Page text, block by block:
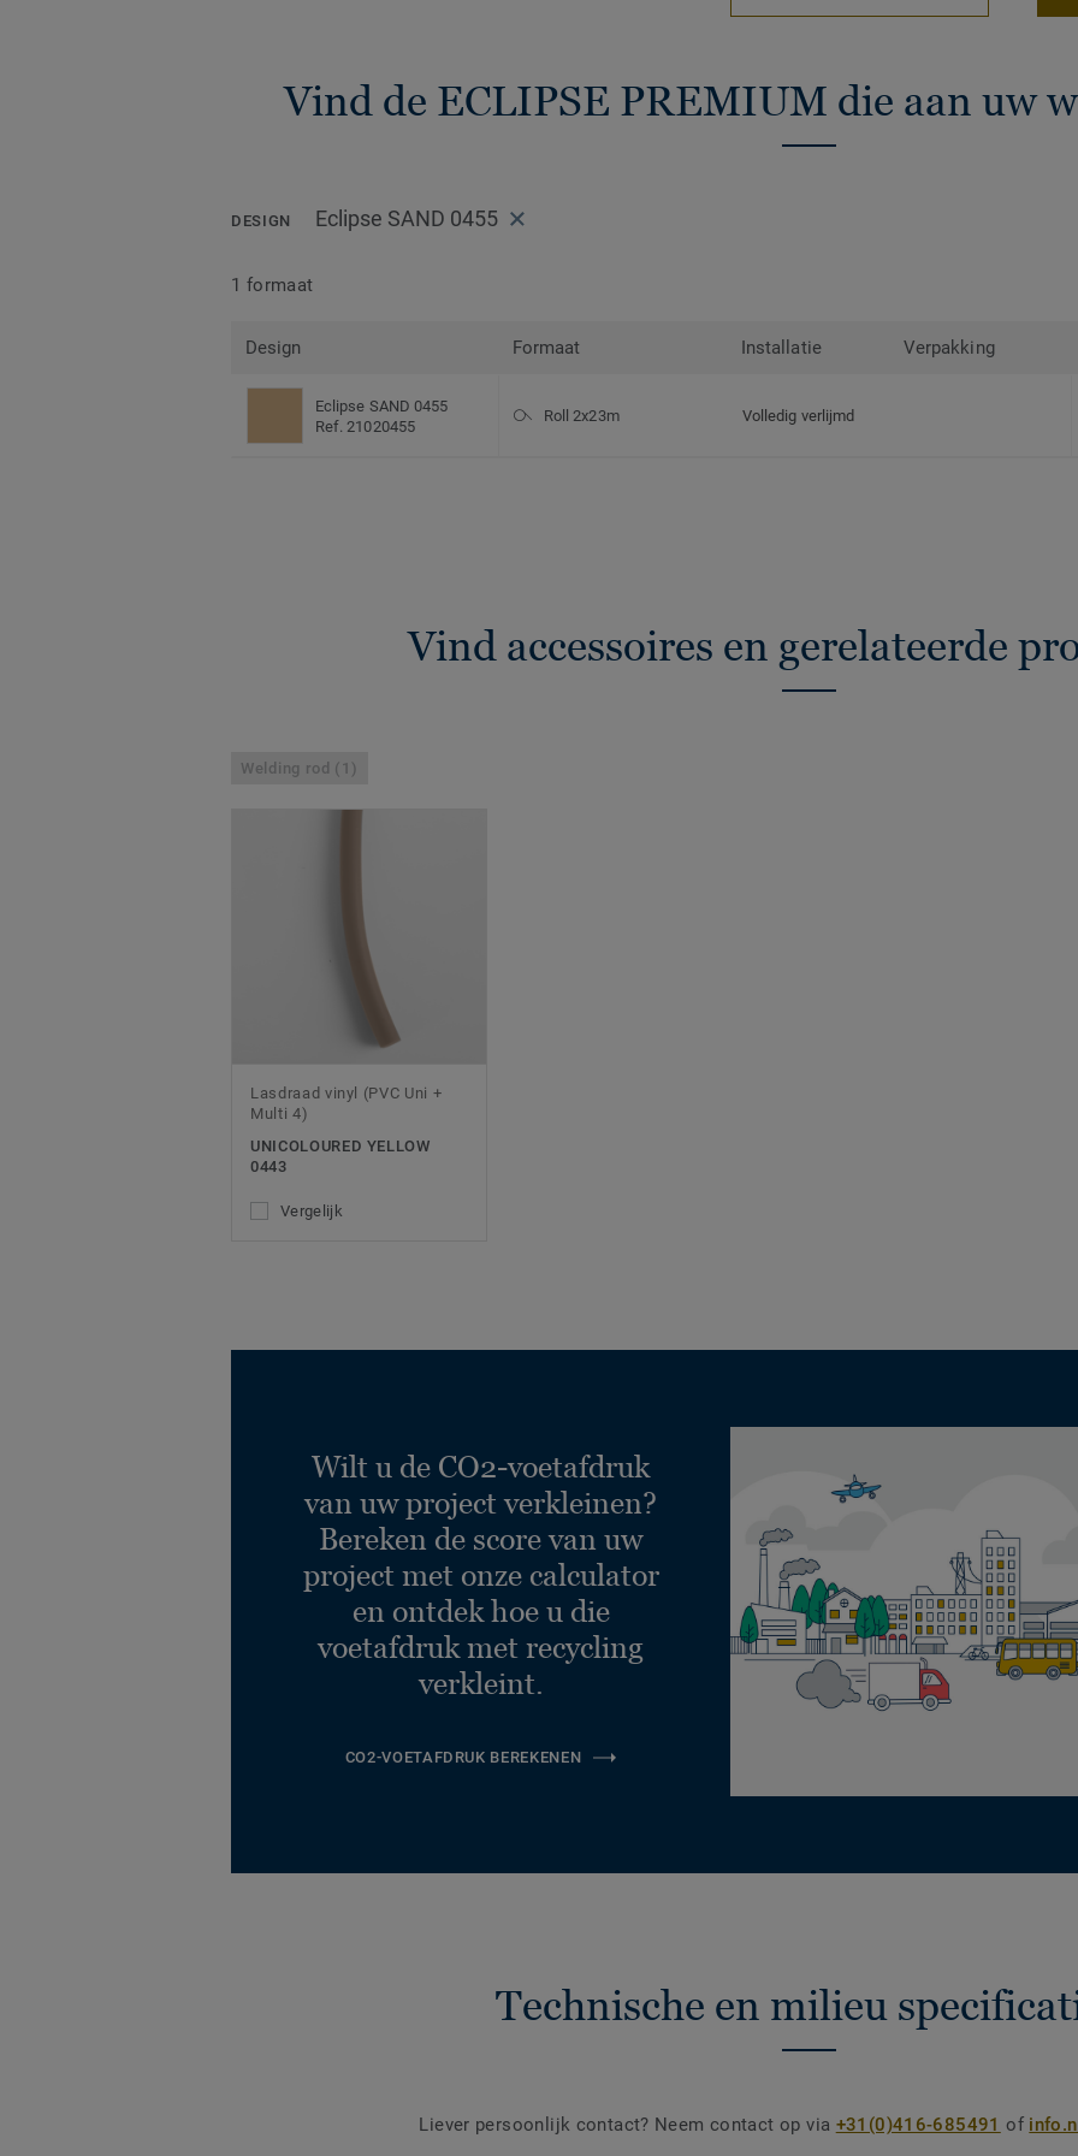
Vind de ECLIPSE PREMIUM die aan uw
DESIGN Eclipse SAND 0455
1 formaat
Design Formaat Installatie Verpakking
Eclipse SAND 0455
Ref. 21020455
Roll 2x23m Volledig verlijmd
Vind accessoires en gerelateerde
Welding rod (1)
Lasdraad vinyl (PVC Uni +
Multi 4)
UNICOLOURED YELLOW
0443
Vergelijk
Wilt u de CO2-voetafdruk
van uw project verkleinen?
Bereken de score van uw
project met onze calculator
en ontdek hoe u die
voetafdruk met recycling
verkleint.
CO2-VOETAFDRUK BEREKENEN
Technische en milieu
Liever persoonlijk contact? Neem contact op via +31(0)416-685491 of